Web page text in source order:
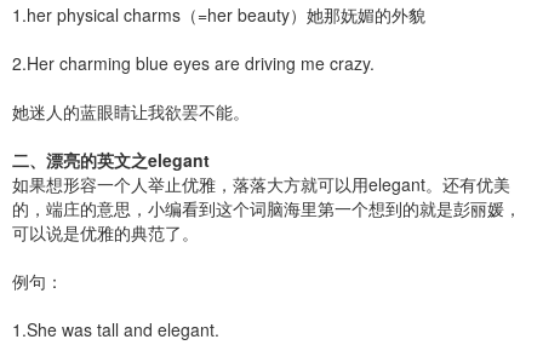
1.her physical charms（=her beauty）她那妩媚的外貌
2.Her charming blue eyes are driving me crazy.
她迷人的蓝眼睛让我欲罢不能。
二、漂亮的英文之elegant
如果想形容一个人举止优雅，落落大方就可以用elegant。还有优美
的，端庄的意思，小编看到这个词脑海里第一个想到的就是彭丽媛，
可以说是优雅的典范了。
例句：
1.She was tall and elegant.